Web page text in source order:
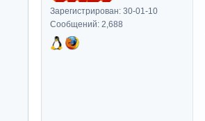
Зарегистрирован: 30-01-10
Сообщений: 2,688